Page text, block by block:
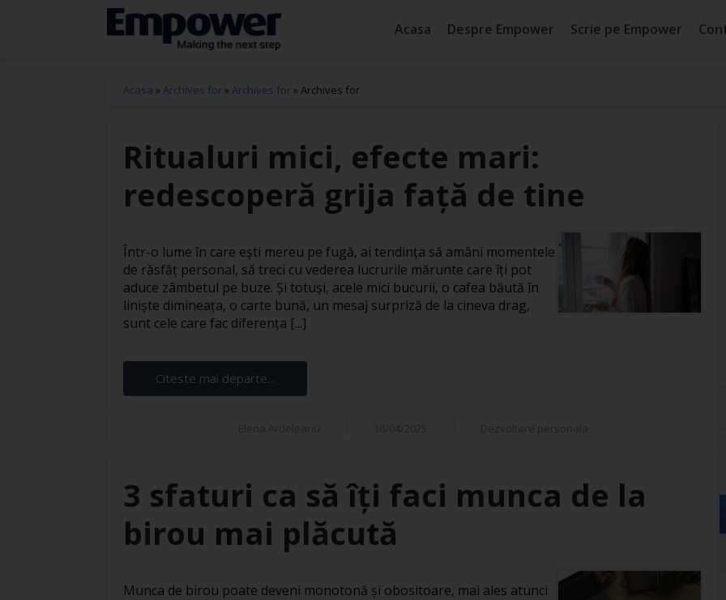
Acasa Despre Empower Scrie pe Empower
Acasa » Archives for» Archives for» Archives for
Ritualuri mici, efecte mari:
redescoperă grija față de tine
Într-o lume în care ești mereu pe fugă, ai tendința să amâni momentele
de răsfăț personal, să treci cu vederea lucrurile mărunte care îți pot
aduce zâmbetul pe buze. Și totuși, acele mici bucurii, o cafea băută în
liniște dimineața, o carte bună, un mesaj surpriză de la cineva drag,
sunt cele care fac diferența [...]
Citeste mai departe...
3 sfaturi ca să îți faci munca de la
birou mai plăcută
Munca de birou poate deveni monotonă și obositoare, mai ales atunci